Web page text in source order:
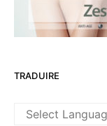
TRADUIRE